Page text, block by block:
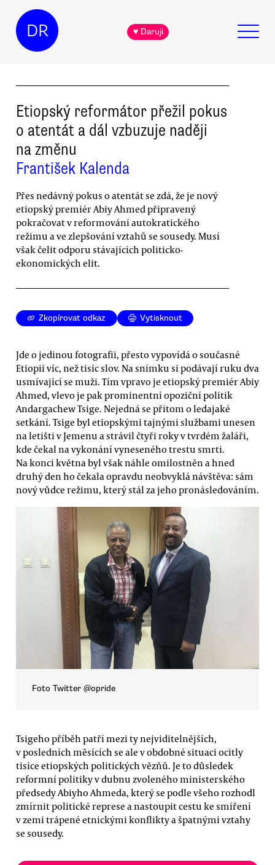
DR ♥ Daruji
Etiopský reformátor přežil pokus
o atentát a dál vzbuzuje naději
na změnu
František Kalenda
Přes nedávný pokus o atentát se zdá, že je nový
etiopský premiér Abiy Ahmed připravený
pokračovat v reformování autokratického
režimu a ve zlepšování vztahů se sousedy. Musí
však čelit odporu stávajících politicko-
ekonomických elit.
Zkopírovat odkaz Vytisknout
Jde o jedinou fotografii, přesto vypovídá o současné
Etiopii víc, než tisíc slov. Na snímku si podávají ruku dva
usmívající se muži. Tím vpravo je etiopský premiér Abiy
Ahmed, vlevo je pak prominentní opoziční politik
Andargachew Tsige. Nejedná se přitom o ledajaké
setkání. Tsige byl etiopskými tajnými službami unesen
na letišti v Jemenu a strávil čtyři roky v tvrdém žaláři,
kde čekal na vykonání vyneseného trestu smrti.
Na konci května byl však náhle omilostněn a hned
druhý den ho čekala opravdu neobvyklá návštěva: sám
nový vůdce režimu, který stál za jeho pronásledováním.
Foto Twitter @opride
Tsigeho příběh patří mezi ty nejviditelnějších,
v posledních měsících se ale v obdobné situaci ocitly
tisíce etiopských politických vězňů. Je to důsledek
reformní politiky v dubnu zvoleného ministerského
předsedy Abiyho Ahmeda, který se podle všeho rozhodl
zmírnit politické represe a nastoupit cestu ke smíření
v zemi trápené etnickými konflikty a špatnými vztahy
se sousedy.